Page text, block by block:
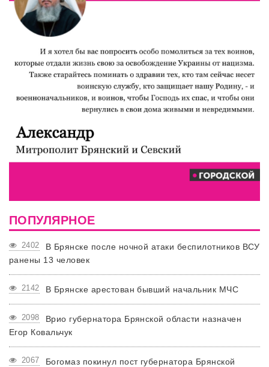
ПОПУЛЯРНОЕ
2402
В Брянске после ночной атаки беспилотников ВСУ
ранены 13 человек
2142 В Брянске арестован бывший начальник МЧС
2098
Врио губернатора Брянской области назначен
Егор Ковальчук
2067
Богомаз покинул пост губернатора Брянской